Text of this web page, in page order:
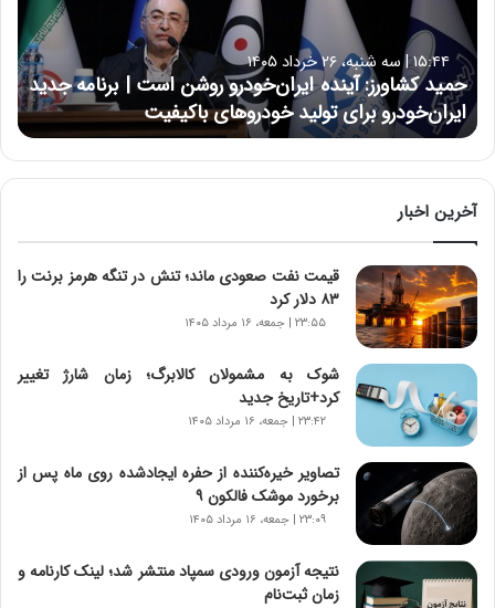
ش
ا
و
ر
ز
:
آ
ی
ن
ا
ی
ر
ا
ن‌
و
د
ر
و
ر
و
ش
ن
۱۵:۴۴ | سه شنبه، ۲۶ خرداد ۱۴۰۵
حمید کشاورز: آینده ایران‌خودرو روشن است | برنامه جدید
ایران‌خودرو برای تولید خودروهای باکیفیت
آخرین اخبار
قیمت نفت صعودی ماند؛ تنش در تنگه هرمز برنت را
۸۳ دلار کرد
۲۳:۵۵ | جمعه، ۱۶ مرداد ۱۴۰۵
شوک به مشمولان کالابرگ؛ زمان شارژ تغییر
کرد+تاریخ جدید
۲۳:۴۲ | جمعه، ۱۶ مرداد ۱۴۰۵
تصاویر خیره‌کننده از حفره ایجادشده روی ماه پس از
برخورد موشک فالکون ۹
۲۳:۰۹ | جمعه، ۱۶ مرداد ۱۴۰۵
نتیجه آزمون ورودی سمپاد منتشر شد؛ لینک کارنامه و
زمان ثبت‌نام